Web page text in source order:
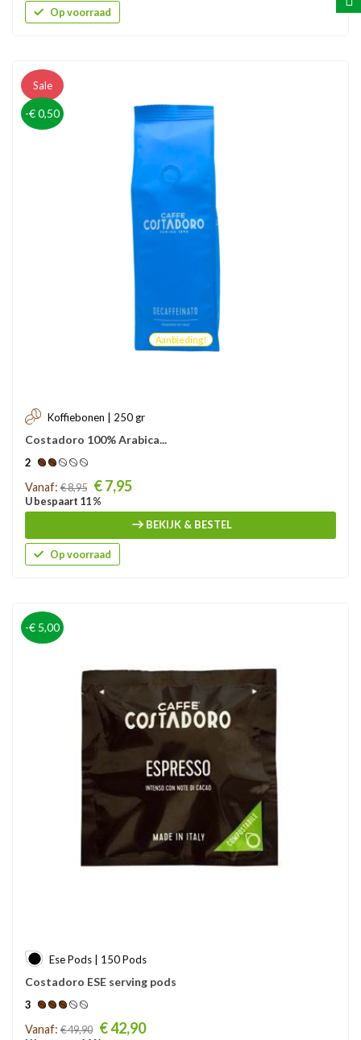
Op voorraad
Sale
-€ 0,50
Aanbieding!
Koffiebonen | 250 gr
Costadoro 100% Arabica...
2
Prijs
Vanaf: € 8,95 € 7,95
U bespaart 11 %
BEKIJK & BESTEL
Op voorraad
-€ 5,00
Ese Pods | 150 Pods
Costadoro ESE serving pods
3
Prijs
Vanaf: € 49,90 € 42,90